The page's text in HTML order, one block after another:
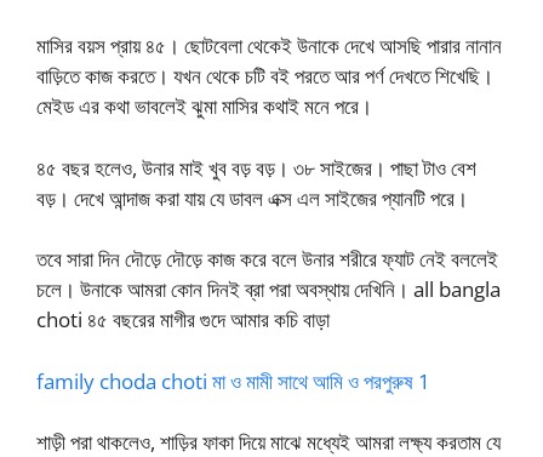
মাসির বয়স প্রায় ৪৫। ছোটবেলা থেকেই উনাকে দেখে আসছি পারার নানান
বাড়িতে কাজ করতে। যখন থেকে চটি বই পরতে আর পর্ণ দেখতে শিখেছি।
মেইড এর কথা ভাবলেই ঝুমা মাসির কথাই মনে পরে।
৪৫ বছর হলেও, উনার মাই খুব বড় বড়। ৩৮ সাইজের। পাছা টাও বেশ
বড়। দেখে আন্দাজ করা যায় যে ডাবল এক্স এল সাইজের প্যানটি পরে।
তবে সারা দিন দৌড়ে দৌড়ে কাজ করে বলে উনার শরীরে ফ্যাট নেই বললেই
চলে। উনাকে আমরা কোন দিনই ব্রা পরা অবস্থায় দেখিনি। all bangla
choti ৪৫ বছরের মাগীর গুদে আমার কচি বাড়া
family choda choti মা ও মামী সাথে আমি ও পরপুরুষ 1
শাড়ী পরা থাকলেও, শাড়ির ফাকা দিয়ে মাঝে মধ্যেই আমরা লক্ষ্য করতাম যে